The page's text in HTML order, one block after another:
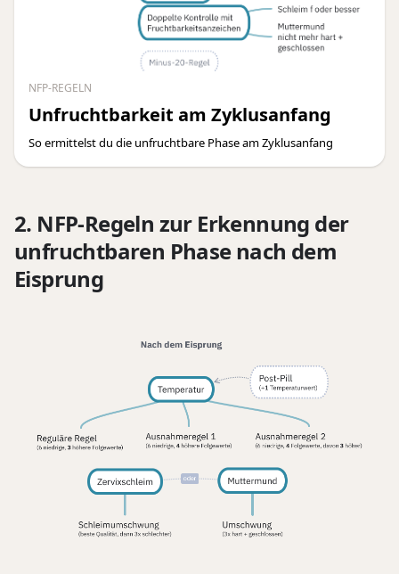
NFP-REGELN
Unfruchtbarkeit am Zyklusanfang
So ermittelst du die unfruchtbare Phase am Zyklusanfang
2. NFP-Regeln zur Erkennung der
unfruchtbaren Phase nach dem
Eisprung